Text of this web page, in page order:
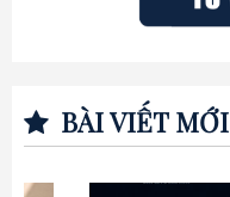
BÀI VIẾT MỚI